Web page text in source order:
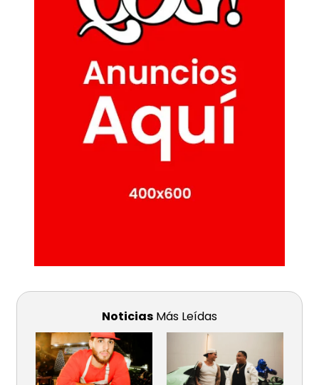
Noticias Más Leídas